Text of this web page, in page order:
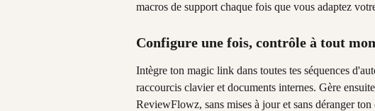
macros de support chaque fois que vous adaptez
Configure une fois, contrôle à tout
Intègre ton magic link dans toutes tes séquences
raccourcis clavier et documents internes. Gère
ReviewFlowz, sans mises à jour et sans déranger ton